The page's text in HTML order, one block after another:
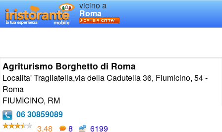
vicino a
Roma
Agriturismo Borghetto di Roma
Localita' Tragliatella,via della Cadutella 36, Fiumicino, 54 -
Roma
FIUMICINO, RM
06 30859089
3.48
8 6199